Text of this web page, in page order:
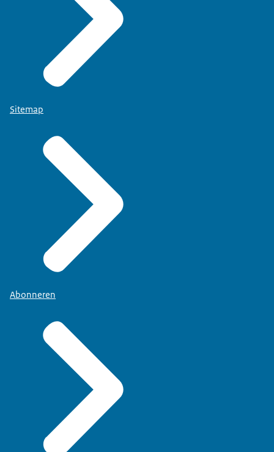
Sitemap
Abonneren